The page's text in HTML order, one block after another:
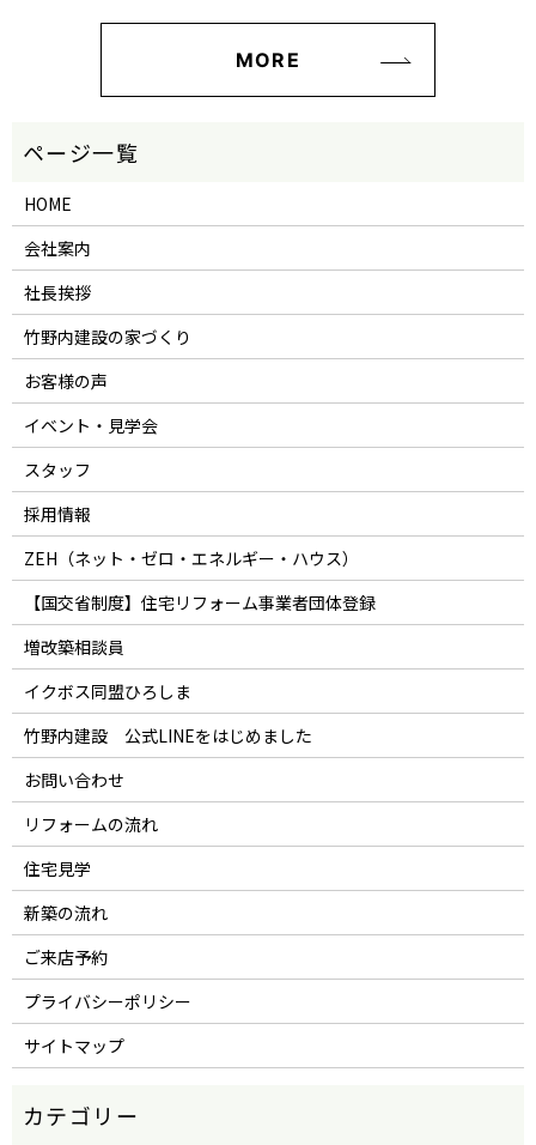
MORE
HOME
会社案内
社長挨拶
竹野内建設の家づくり
お客様の声
イベント・見学会
スタッフ
採用情報
ZEH（ネット・ゼロ・エネルギー・ハウス）
【国交省制度】住宅リフォーム事業者団体登録
増改築相談員
イクボス同盟ひろしま
竹野内建設 公式LINEをはじめました
お問い合わせ
リフォームの流れ
住宅見学
新築の流れ
ご来店予約
プライバシーポリシー
サイトマップ